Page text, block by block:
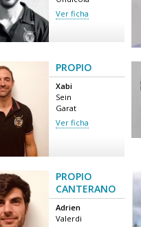
Ver ficha
PROPIO
Xabi
Sein
Garat
Ver ficha
PROPIO
CANTERANO
Adrien
Valerdi